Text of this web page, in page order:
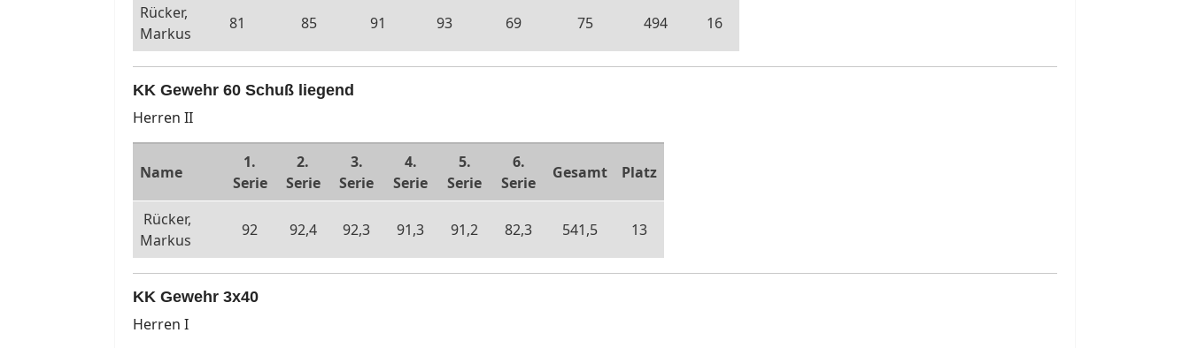
Rücker,
Markus
81 85 91 93 69 75 494 16
KK Gewehr 60 Schuß liegend
Herren II
Name
1.
Serie
2.
Serie
3.
Serie
4.
Serie
5.
Serie
6.
Serie
Gesamt Platz
Rücker,
Markus
92 92,4 92,3 91,3 91,2 82,3 541,5 13
KK Gewehr 3x40
Herren I